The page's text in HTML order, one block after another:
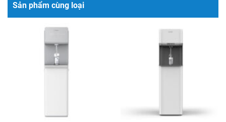
Sản phẩm cùng loại